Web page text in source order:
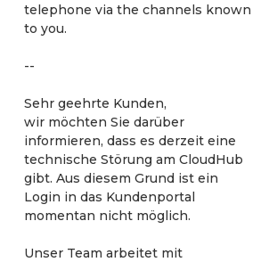
telephone via the channels known
to you.
--
Sehr geehrte Kunden,
wir möchten Sie darüber
informieren, dass es derzeit eine
technische Störung am CloudHub
gibt. Aus diesem Grund ist ein
Login in das Kundenportal
momentan nicht möglich.
Unser Team arbeitet mit